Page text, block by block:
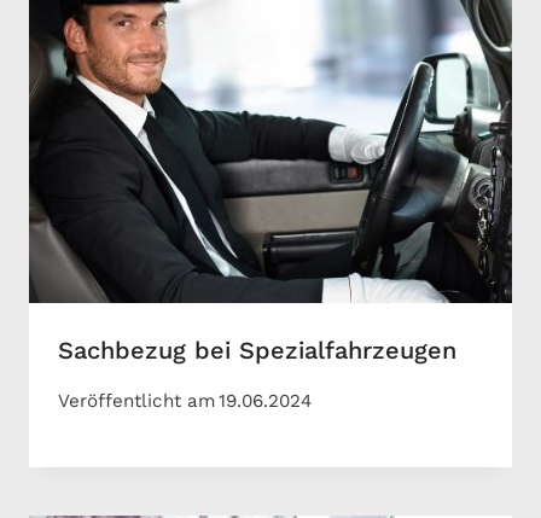
Sachbezug bei Spezialfahrzeugen
Veröffentlicht am19.06.2024